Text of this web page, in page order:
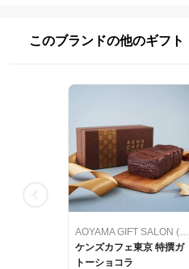
このブランドの他のギフト
AOYAMA GIFT SALON (アオヤマギフトサロン)
ケンズカフェ東京 特撰ガ
トーショコラ